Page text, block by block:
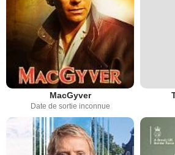
MacGyver
Date de sortie inconnue